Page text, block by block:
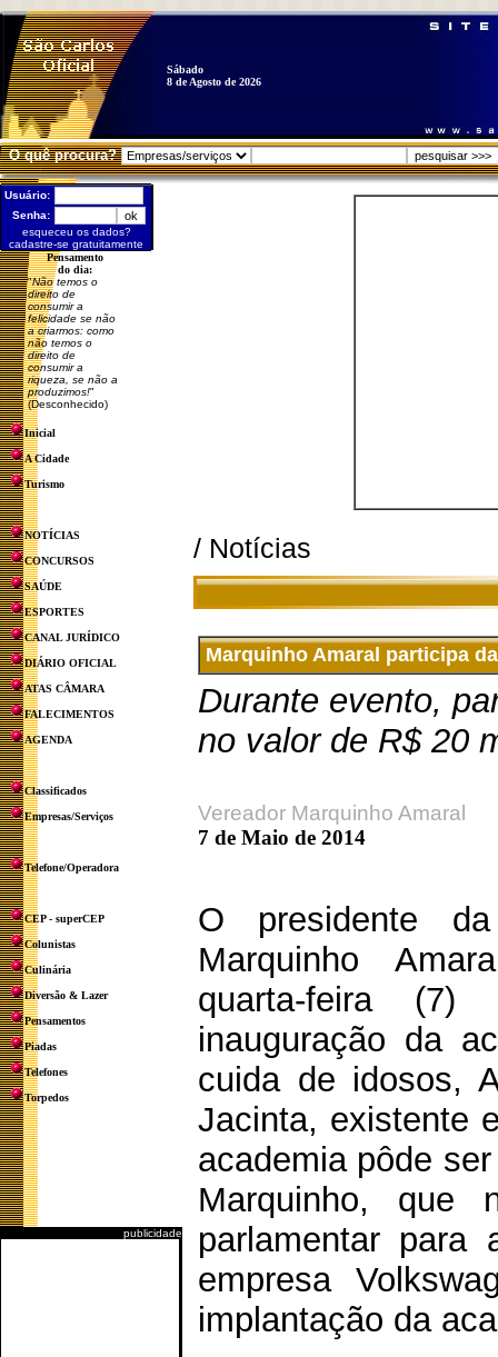
Sábado
8 de Agosto de 2026
O quê procura?
Usuário:
Senha:
esqueceu os dados?
cadastre-se gratuitamente
Pensamento
do dia:
"Não temos o
direito de
consumir a
felicidade se não
a criarmos: como
não temos o
direito de
consumir a
riqueza, se não a
produzimos!"
(Desconhecido)
Inicial
A Cidade
Turismo
NOTÍCIAS
CONCURSOS
SAÚDE
ESPORTES
CANAL JURÍDICO
DIÁRIO OFICIAL
ATAS CÂMARA
FALECIMENTOS
AGENDA
Classificados
Empresas/Serviços
Telefone/Operadora
CEP - superCEP
Colunistas
Culinária
Diversão & Lazer
Pensamentos
Piadas
Telefones
Torpedos
publicidade
/ Notícias
Marquinho Amaral participa
Durante evento,
no valor de R$ 20
Vereador Marquinho Amaral
7 de Maio de 2014
O presidente
Marquinho
quarta-feira (7)
inauguração da
cuida de idosos,
Jacinta, existente
academia pôde
Marquinho, que
parlamentar
empresa
implantação da